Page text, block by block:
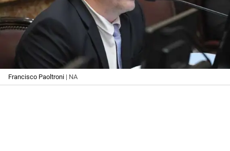
Francisco Paoltroni | NA